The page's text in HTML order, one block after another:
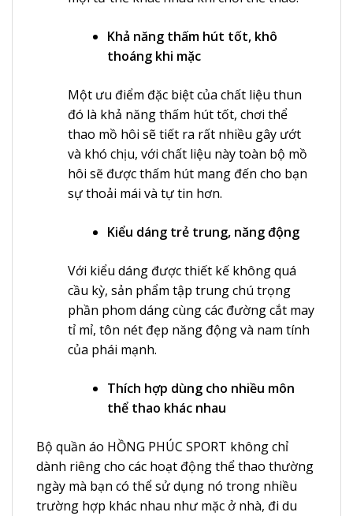
Khả năng thấm hút tốt, khô
thoáng khi mặc
Một ưu điểm đặc biệt của chất liệu thun
đó là khả năng thấm hút tốt, chơi thể
thao mồ hôi sẽ tiết ra rất nhiều gây ướt
và khó chịu, với chất liệu này toàn bộ mồ
hôi sẽ được thấm hút mang đến cho bạn
sự thoải mái và tự tin hơn.
Kiểu dáng trẻ trung, năng động
Với kiểu dáng được thiết kế không quá
cầu kỳ, sản phẩm tập trung chú trọng
phần phom dáng cùng các đường cắt may
tỉ mỉ, tôn nét đẹp năng động và nam tính
của phái mạnh.
Thích hợp dùng cho nhiều môn
thể thao khác nhau
Bộ quần áo HỒNG PHÚC SPORT không chỉ
dành riêng cho các hoạt động thể thao thường
ngày mà bạn có thể sử dụng nó trong nhiều
trường hợp khác nhau như mặc ở nhà, đi du